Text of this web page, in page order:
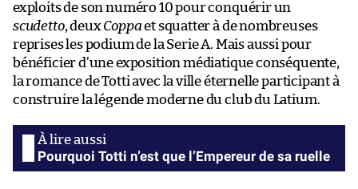
exploits de son numéro 10 pour conquérir un
scudetto, deux Coppaet squatter à de nombreuses
reprises les podium de la Serie A. Mais aussi pour
bénéficier d’une exposition médiatique conséquente,
la romance de Totti avec la ville éternelle participant à
construire la légende moderne du club du Latium.
Pourquoi Totti n’est que l’Empereur de sa ruelle